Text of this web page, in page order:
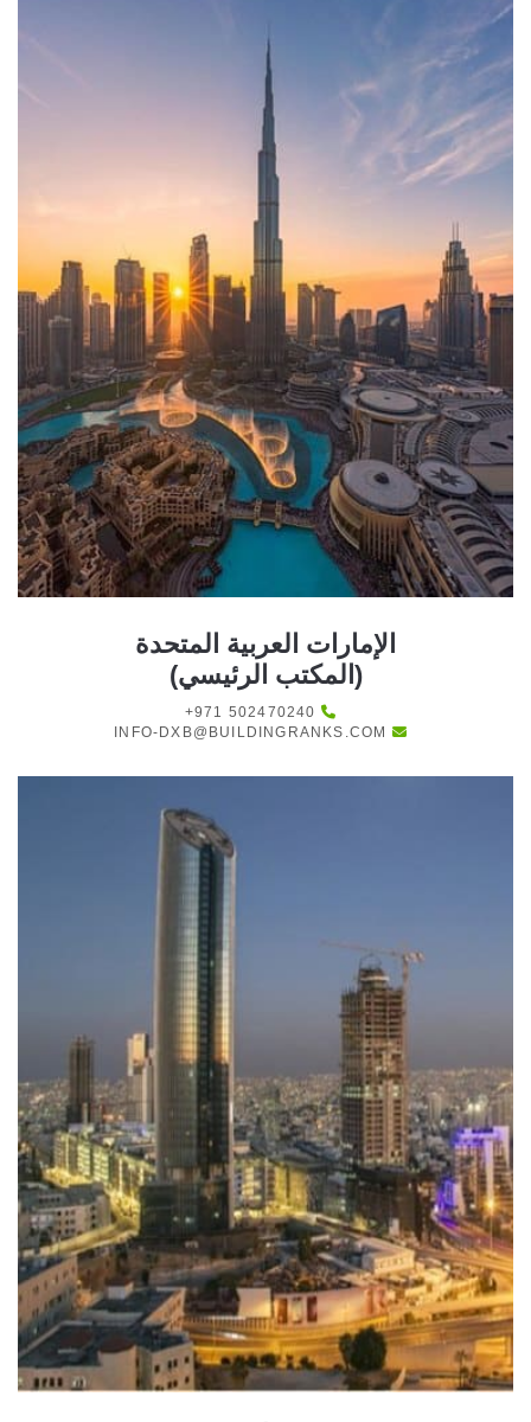
الإمارات العربية المتحدة
(المكتب الرئيسي)
+971 502470240
INFO-DXB@BUILDINGRANKS.COM